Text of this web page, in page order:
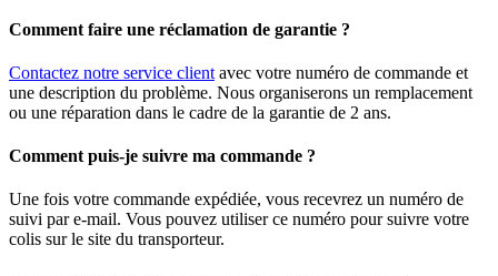
Comment faire une réclamation de garantie ?
Contactez notre service client avec votre numéro de commande et
une description du problème. Nous organiserons un remplacement
ou une réparation dans le cadre de la garantie de 2 ans.
Comment puis-je suivre ma commande ?
Une fois votre commande expédiée, vous recevrez un numéro de
suivi par e-mail. Vous pouvez utiliser ce numéro pour suivre votre
colis sur le site du transporteur.